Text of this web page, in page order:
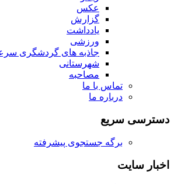
عکس
گزارش
یادداشت
ورزشی
جاذبه های گردشگری
شهرستانی
مصاحبه
تماس با ما
درباره ما
دسترسی سریع
برگه جستجوی پیشرفته
اخبار سایت